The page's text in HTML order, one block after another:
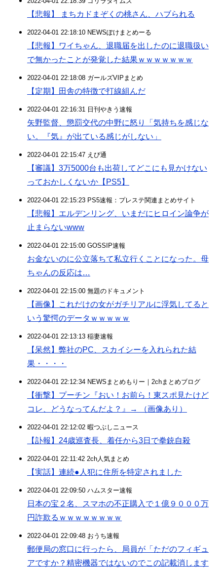
【悲報】 まちカドまぞくの桃さん、ハブられる
2022-04-01 22:18:10 NEWSぽけまとめーる
【悲報】ワイちゃん、退職届を出したのに退職扱い
で無かったことが発覚した結果ｗｗｗｗｗｗｗ
2022-04-01 22:18:08 ガールズVIPまとめ
【定期】田舎の特徴で打線組んだ
2022-04-01 22:16:31 日刊やきう速報
矢野監督、懲罰交代の中野に怒り「気持ちを感じな
い。『気』が出ている感じがしない」
2022-04-01 22:15:47 えび通
【審議】3万5000台も出荷してどこにも見かけない
っておかしくないか【PS5】
2022-04-01 22:15:23 PS5速報：プレステ関連まとめサイト
【悲報】エルデンリング、いまだにヒロイン論争が
止まらないwww
2022-04-01 22:15:00 GOSSIP速報
お金ないのに公立落ちて私立行くことになった。母
ちゃんの反応は…
2022-04-01 22:15:00 無題のドキュメント
【画像】これだけの女がガチリアルに浮気してると
いう驚愕のデータｗｗｗｗｗ
2022-04-01 22:13:13 稲妻速報
【呆然】弊社のPC、スカイシーを入れられた結
果・・・・
2022-04-01 22:12:34 NEWSまとめもりー｜2chまとめブログ
【衝撃】プーチン『おい！お前ら！東スポ見たけど
コレ、どうなってんだよ？』→ （画像あり）
2022-04-01 22:12:02 暇つぶしニュース
【訃報】24歳巡査長、着任から3日で拳銃自殺
2022-04-01 22:11:42 2ch人気まとめ
【実話】連続●人犯に住所を特定されました
2022-04-01 22:09:50 ハムスター速報
日本の宝２名、スマホの不正購入で１億９０００万
円詐欺るｗｗｗｗｗｗｗｗ
2022-04-01 22:09:48 おうち速報
郵便局の窓口に行ったら、局員が「ただのフィギュ
アですか？精密機器ではないのでこの記載消します